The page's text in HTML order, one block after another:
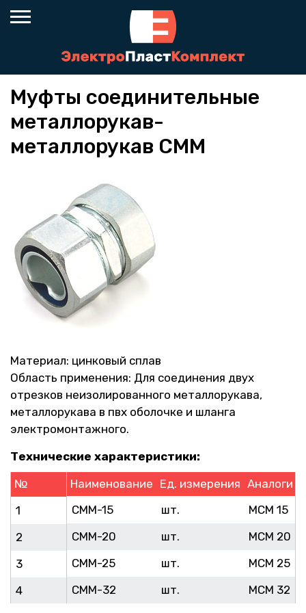
Муфты соединительные
металлорукав-
металлорукав СММ
Материал: цинковый сплав
Область применения: Для соединения двух
отрезков неизолированного металлорукава,
металлорукава в пвх оболочке и шланга
электромонтажного.
Технические характеристики:
Наименование Ед. измерения Аналоги
СММ-15
шт. МСМ 15
СММ-20
шт. МСМ 20
СММ-25
шт. МСМ 25
СММ-32
шт. МСМ 32
№
1
2
3
4